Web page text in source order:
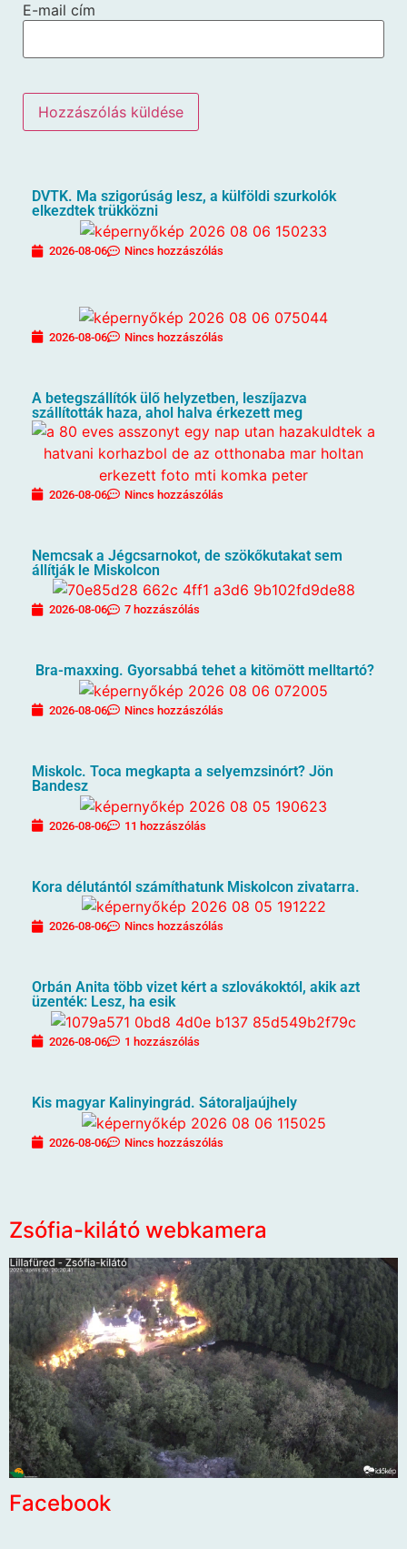
E-mail cím
DVTK. Ma szigorúság lesz, a külföldi szurkolók
elkezdtek trükközni
2026-08-06 Nincs hozzászólás
2026-08-06 Nincs hozzászólás
A betegszállítók ülő helyzetben, leszíjazva
szállították haza, ahol halva érkezett meg
2026-08-06 Nincs hozzászólás
Nemcsak a Jégcsarnokot, de szökőkutakat sem
állítják le Miskolcon
2026-08-06 7 hozzászólás
Bra-maxxing. Gyorsabbá tehet a kitömött melltartó?
2026-08-06 Nincs hozzászólás
Miskolc. Toca megkapta a selyemzsinórt? Jön
Bandesz
2026-08-06 11 hozzászólás
Kora délutántól számíthatunk Miskolcon zivatarra.
2026-08-06 Nincs hozzászólás
Orbán Anita több vizet kért a szlovákoktól, akik azt
üzenték: Lesz, ha esik
2026-08-06 1 hozzászólás
Kis magyar Kalinyingrád. Sátoraljaújhely
2026-08-06 Nincs hozzászólás
Zsófia-kilátó webkamera
Facebook